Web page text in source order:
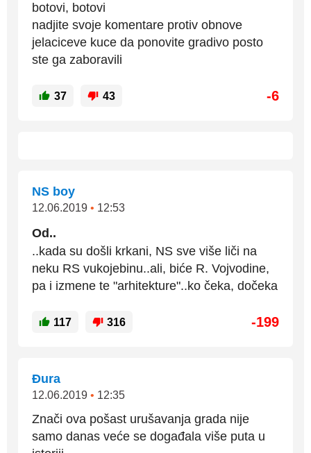
botovi, botovi
nadjite svoje komentare protiv obnove
jelaciceve kuce da ponovite gradivo posto
ste ga zaboravili
37 43 -6
NS boy
12.06.2019 • 12:53
Od..
..kada su došli krkani, NS sve više liči na
neku RS vukojebinu..ali, biće R. Vojvodine,
pa i izmene te "arhitekture"..ko čeka, dočeka
117 316 -199
Đura
12.06.2019 • 12:35
Znači ova pošast urušavanja grada nije
samo danas veće se događala više puta u